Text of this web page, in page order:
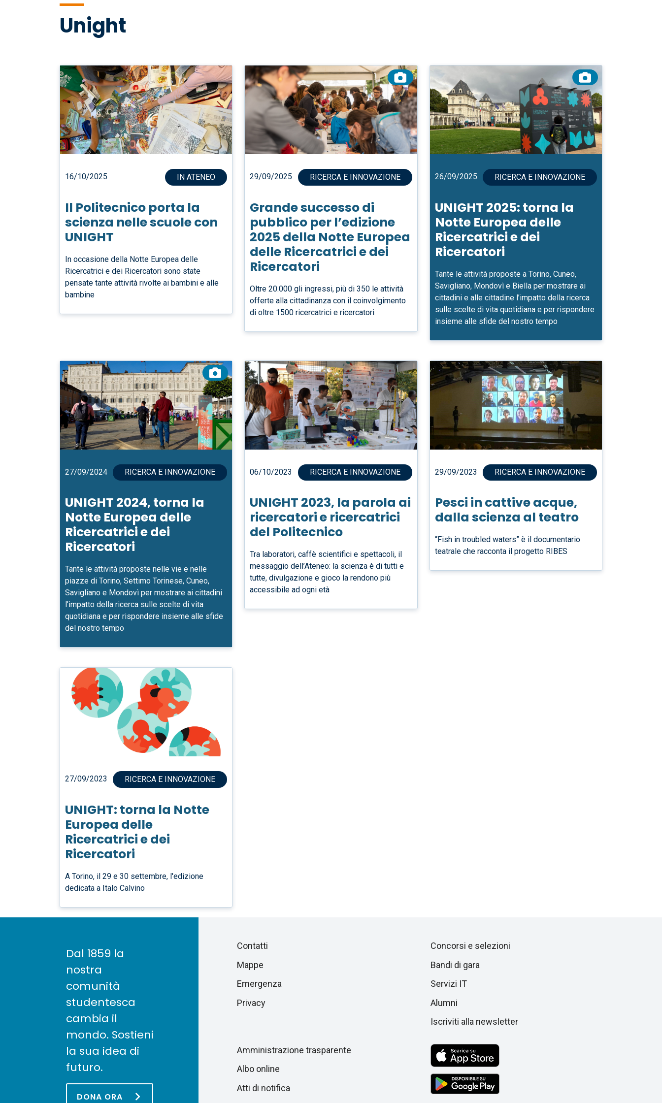
di
pane
Unight
16/10/2025 IN ATENEO
Il Politecnico porta la
scienza nelle scuole con
UNIGHT
In occasione della Notte Europea delle
Ricercatrici e dei Ricercatori sono state
pensate tante attività rivolte ai bambini e alle
bambine
29/09/2025 RICERCA E INNOVAZIONE
Grande successo di
pubblico per l’edizione
2025 della Notte Europea
delle Ricercatrici e dei
Ricercatori
Oltre 20.000 gli ingressi, più di 350 le attività
offerte alla cittadinanza con il coinvolgimento
di oltre 1500 ricercatrici e ricercatori
26/09/2025 RICERCA E INNOVAZIONE
UNIGHT 2025: torna la
Notte Europea delle
Ricercatrici e dei
Ricercatori
Tante le attività proposte a Torino, Cuneo,
Savigliano, Mondovì e Biella per mostrare ai
cittadini e alle cittadine l’impatto della ricerca
sulle scelte di vita quotidiana e per rispondere
insieme alle sfide del nostro tempo
27/09/2024 RICERCA E INNOVAZIONE
UNIGHT 2024, torna la
Notte Europea delle
Ricercatrici e dei
Ricercatori
Tante le attività proposte nelle vie e nelle
piazze di Torino, Settimo Torinese, Cuneo,
Savigliano e Mondovì per mostrare ai cittadini
l’impatto della ricerca sulle scelte di vita
quotidiana e per rispondere insieme alle sfide
del nostro tempo
06/10/2023 RICERCA E INNOVAZIONE
UNIGHT 2023, la parola ai
ricercatori e ricercatrici
del Politecnico
Tra laboratori, caffè scientifici e spettacoli, il
messaggio dell’Ateneo: la scienza è di tutti e
tutte, divulgazione e gioco la rendono più
accessibile ad ogni età
29/09/2023 RICERCA E INNOVAZIONE
Pesci in cattive acque,
dalla scienza al teatro
“Fish in troubled waters” è il documentario
teatrale che racconta il progetto RIBES
27/09/2023 RICERCA E INNOVAZIONE
UNIGHT: torna la Notte
Europea delle
Ricercatrici e dei
Ricercatori
A Torino, il 29 e 30 settembre, l'edizione
dedicata a Italo Calvino
Dal 1859 la
nostra
comunità
studentesca
cambia il
mondo. Sostieni
la sua idea di
futuro.
DONA ORA
Salta
sezione
Piè
di
pagina
Contatti
Mappe
Emergenza
Privacy
Concorsi e selezioni
Bandi di gara
Servizi IT
Alumni
Iscriviti alla newsletter
Amministrazione trasparente
Albo online
Atti di notifica